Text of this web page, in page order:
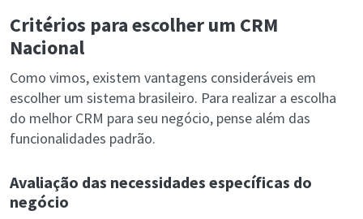
Critérios para escolher um CRM
Nacional
Como vimos, existem vantagens consideráveis em
escolher um sistema brasileiro. Para realizar a escolha
do melhor CRM para seu negócio, pense além das
funcionalidades padrão.
Avaliação das necessidades específicas do
negócio